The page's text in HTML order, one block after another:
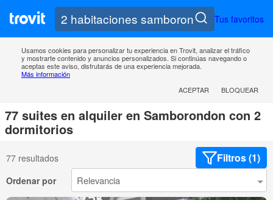
Tus favoritos
Usamos cookies para personalizar tu experiencia en Trovit, analizar el tráfico
y mostrarte contenido y anuncios personalizados. Si continúas navegando o
aceptas este aviso, disfrutarás de una experiencia mejorada.
Más información
ACEPTAR
BLOQUEAR
77 suites en alquiler en Samborondon con 2
dormitorios
77 resultados Filtros (1)
Ordenar por